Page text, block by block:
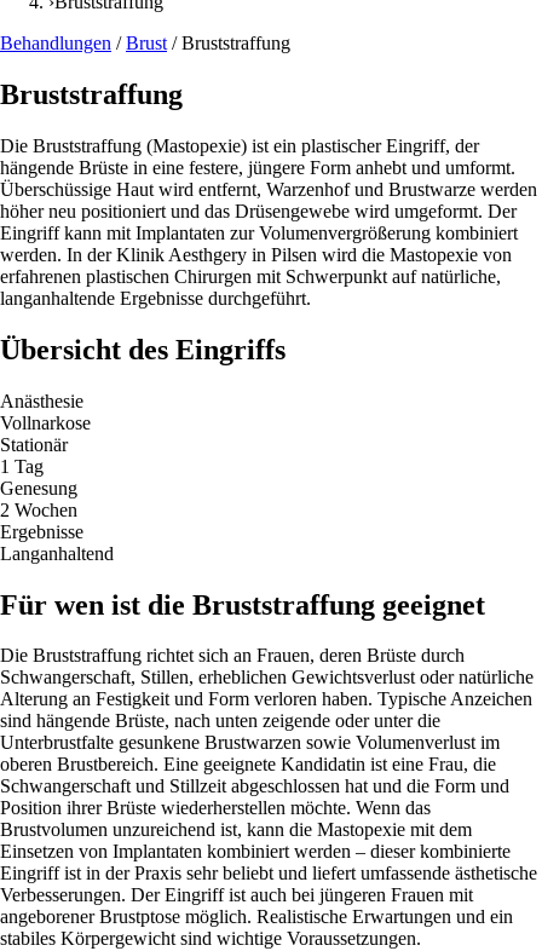
Behandlungen / Brust / Bruststraffung
Bruststraffung
Die Bruststraffung (Mastopexie) ist ein plastischer Eingriff, der
hängende Brüste in eine festere, jüngere Form anhebt und umformt.
Überschüssige Haut wird entfernt, Warzenhof und Brustwarze werden
höher neu positioniert und das Drüsengewebe wird umgeformt. Der
Eingriff kann mit Implantaten zur Volumenvergrößerung kombiniert
werden. In der Klinik Aesthgery in Pilsen wird die Mastopexie von
erfahrenen plastischen Chirurgen mit Schwerpunkt auf natürliche,
langanhaltende Ergebnisse durchgeführt.
Übersicht des Eingriffs
Anästhesie
Vollnarkose
Stationär
1 Tag
Genesung
2 Wochen
Ergebnisse
Langanhaltend
Für wen ist die Bruststraffung geeignet
Die Bruststraffung richtet sich an Frauen, deren Brüste durch
Schwangerschaft, Stillen, erheblichen Gewichtsverlust oder natürliche
Alterung an Festigkeit und Form verloren haben. Typische Anzeichen
sind hängende Brüste, nach unten zeigende oder unter die
Unterbrustfalte gesunkene Brustwarzen sowie Volumenverlust im
oberen Brustbereich. Eine geeignete Kandidatin ist eine Frau, die
Schwangerschaft und Stillzeit abgeschlossen hat und die Form und
Position ihrer Brüste wiederherstellen möchte. Wenn das
Brustvolumen unzureichend ist, kann die Mastopexie mit dem
Einsetzen von Implantaten kombiniert werden – dieser kombinierte
Eingriff ist in der Praxis sehr beliebt und liefert umfassende ästhetische
Verbesserungen. Der Eingriff ist auch bei jüngeren Frauen mit
angeborener Brustptose möglich. Realistische Erwartungen und ein
stabiles Körpergewicht sind wichtige Voraussetzungen.